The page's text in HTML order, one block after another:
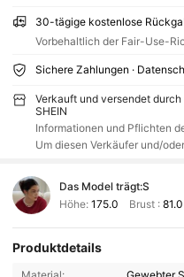
30-tägige kostenlose
Vorbehaltlich der Fair-Use-
Sichere Zahlungen ·
Verkauft und versendet
SHEIN
Informationen und Pflichten
Um diesen Verkäufer und/
Das Model trägt:S
Höhe: 175.0 Brust :81.0
Produktdetails